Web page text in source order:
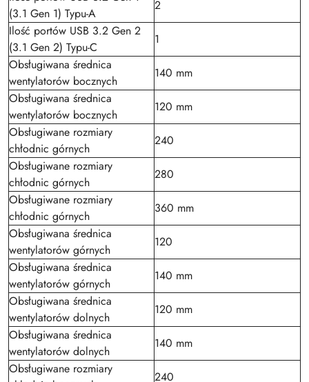
(3.1 Gen 1) Typu-A
2
Ilość portów USB 3.2 Gen 2
(3.1 Gen 2) Typu-C
1
Obsługiwana średnica
wentylatorów bocznych
140 mm
Obsługiwana średnica
wentylatorów bocznych
120 mm
Obsługiwane rozmiary
chłodnic górnych
240
Obsługiwane rozmiary
chłodnic górnych
280
Obsługiwane rozmiary
chłodnic górnych
360 mm
Obsługiwana średnica
wentylatorów górnych
120
Obsługiwana średnica
wentylatorów górnych
140 mm
Obsługiwana średnica
wentylatorów dolnych
120 mm
Obsługiwana średnica
wentylatorów dolnych
140 mm
Obsługiwane rozmiary
240